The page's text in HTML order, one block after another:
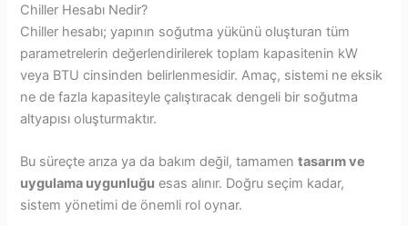
Chiller Hesabı Nedir?
Chiller hesabı; yapının soğutma yükünü oluşturan tüm
parametrelerin değerlendirilerek toplam kapasitenin kW
veya BTU cinsinden belirlenmesidir. Amaç, sistemi ne eksik
ne de fazla kapasiteyle çalıştıracak dengeli bir soğutma
altyapısı oluşturmaktır.
Bu süreçte arıza ya da bakım değil, tamamentasarım ve
uygulama uygunluğu esas alınır. Doğru seçim kadar,
sistem yönetimi de önemli rol oynar.